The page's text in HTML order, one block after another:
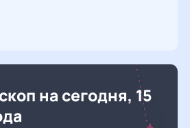
на сегодня, 15